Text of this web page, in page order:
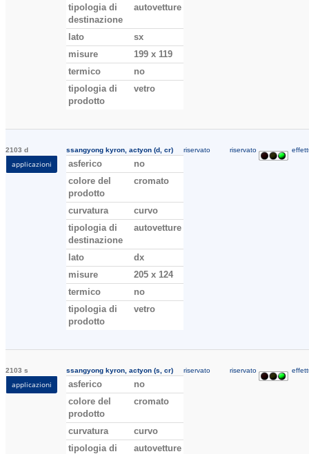
tipologia di
destinazione
autovetture
lato
sx
misure
199 x 119
termico
no
tipologia di
prodotto
vetro
2103 d
applicazioni
ssangyong kyron, actyon (d, cr)
asferico
no
colore del
prodotto
cromato
curvatura
curvo
tipologia di
destinazione
autovetture
lato
dx
misure
205 x 124
termico
no
tipologia di
prodotto
vetro
riservato riservato
2103 s
applicazioni
ssangyong kyron, actyon (s, cr)
asferico
no
colore del
prodotto
cromato
curvatura
curvo
tipologia di
autovetture
riservato riservato